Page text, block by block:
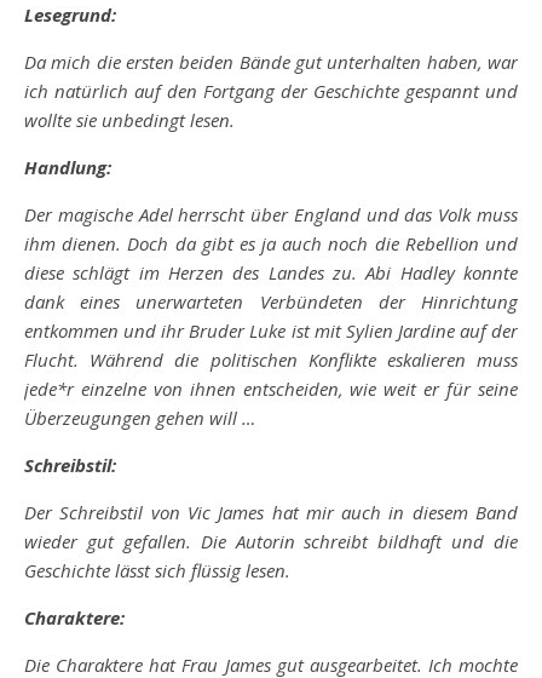
Lesegrund:
Da mich die ersten beiden Bände gut unterhalten haben, war
ich natürlich auf den Fortgang der Geschichte gespannt und
wollte sie unbedingt lesen.
Handlung:
Der magische Adel herrscht über England und das Volk muss
ihm dienen. Doch da gibt es ja auch noch die Rebellion und
diese schlägt im Herzen des Landes zu. Abi Hadley konnte
dank eines unerwarteten Verbündeten der Hinrichtung
entkommen und ihr Bruder Luke ist mit Sylien Jardine auf der
Flucht. Während die politischen Konflikte eskalieren muss
jede*r einzelne von ihnen entscheiden, wie weit er für seine
Überzeugungen gehen will …
Schreibstil:
Der Schreibstil von Vic James hat mir auch in diesem Band
wieder gut gefallen. Die Autorin schreibt bildhaft und die
Geschichte lässt sich flüssig lesen.
Charaktere:
Die Charaktere hat Frau James gut ausgearbeitet. Ich mochte